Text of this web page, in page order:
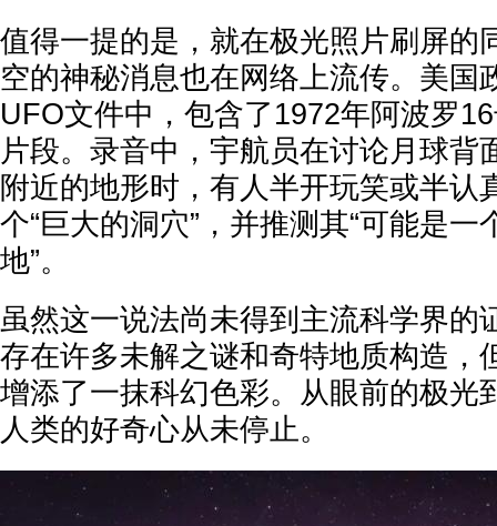
值得一提的是，就在极光照片刷屏的
空的神秘消息也在网络上流传。美国
UFO文件中，包含了1972年阿波罗
片段。录音中，宇航员在讨论月球背
附近的地形时，有人半开玩笑或半认
个“巨大的洞穴”，并推测其“可能是
地”。
虽然这一说法尚未得到主流科学界的
存在许多未解之谜和奇特地质构造，
增添了一抹科幻色彩。从眼前的极光
人类的好奇心从未停止。